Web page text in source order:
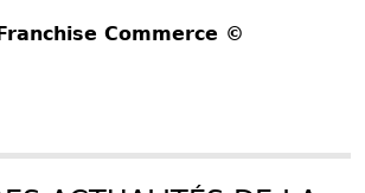
Commerce ©